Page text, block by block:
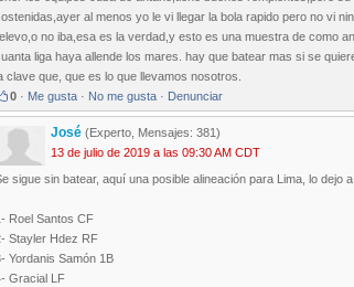
al menos yo le vi llegar la bola rapido pero no vi
no iba,esa es la verdad,y esto es una muestra de como
liga haya allende los mares. hay que batear mas si se
clave que, que es lo que llevamos nosotros.
0 · Me gusta · No me gusta · Denunciar
José (Experto, Mensajes: 381)
13 de julio de 2019 a las 09:30 AM CDT
sigue sin batear, aquí una posible alineación para Lima, lo dejo
Roel Santos CF
Stayler Hdez RF
Yordanis Samón 1B
Gracial LF